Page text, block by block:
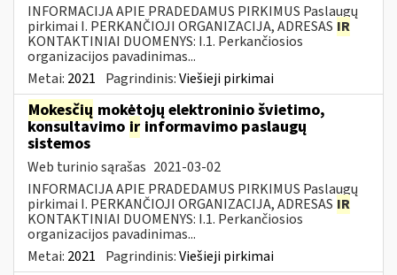
INFORMACIJA APIE PRADEDAMUS PIRKIMUS Paslaugų
pirkimai I. PERKANČIOJI ORGANIZACIJA, ADRESAS IR
KONTAKTINIAI DUOMENYS: I.1. Perkančiosios
organizacijos pavadinimas...
Metai: 2021 Pagrindinis:Viešieji pirkimai
Mokesčių mokėtojų elektroninio švietimo,
konsultavimo ir informavimo paslaugų
sistemos
Web turinio sąrašas 2021-03-02
INFORMACIJA APIE PRADEDAMUS PIRKIMUS Paslaugų
pirkimai I. PERKANČIOJI ORGANIZACIJA, ADRESAS IR
KONTAKTINIAI DUOMENYS: I.1. Perkančiosios
organizacijos pavadinimas...
Metai: 2021 Pagrindinis:Viešieji pirkimai